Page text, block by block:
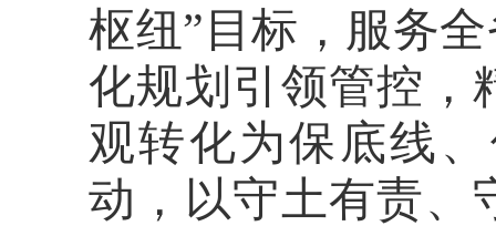
枢纽”目标，服务
化规划引领管控，
观转化为保底线
动，以守土有责、